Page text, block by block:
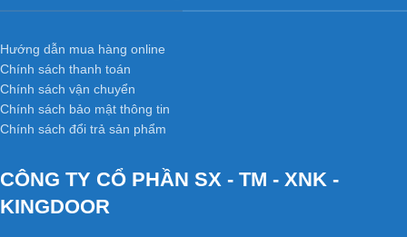
Hướng dẫn mua hàng online
Chính sách thanh toán
Chính sách vận chuyển
Chính sách bảo mật thông tin
Chính sách đổi trả sản phẩm
CÔNG TY CỔ PHẦN SX - TM - XNK -
KINGDOOR